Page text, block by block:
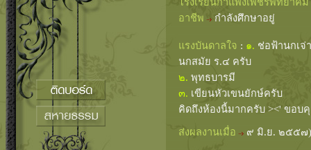
อาชีพ
กำลังศึกษาอยู่
แรงบันดาลใจ : ๑. ช่อฟ้านกเจ่
นกสมัย ร.๔ ครับ
๒. พุทธบารมี
๓. เขียนหัวเขนยักษ์ครับ
คิดถึงห้องนี้มากครับ ><' ขอ
ส่งผลงานเมื่อ ๙ มิ.ย. ๒๕๕๗)